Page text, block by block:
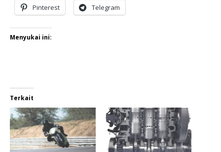
Pinterest Telegram
Menyukai ini:
Terkait